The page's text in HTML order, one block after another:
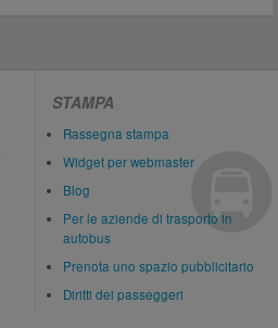
STAMPA
Rassegna stampa
Widget per webmaster
Blog
Per le aziende di trasporto in
autobus
Prenota uno spazio pubblicitario
Diritti dei passeggeri